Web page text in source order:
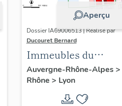
Aperçu
Dossier IA69006513 | Réalisé par
Ducouret Bernard
Immeubles du
quartier Saint-Nizier
Auvergne-Rhône-Alpes>
Rhône > Lyon